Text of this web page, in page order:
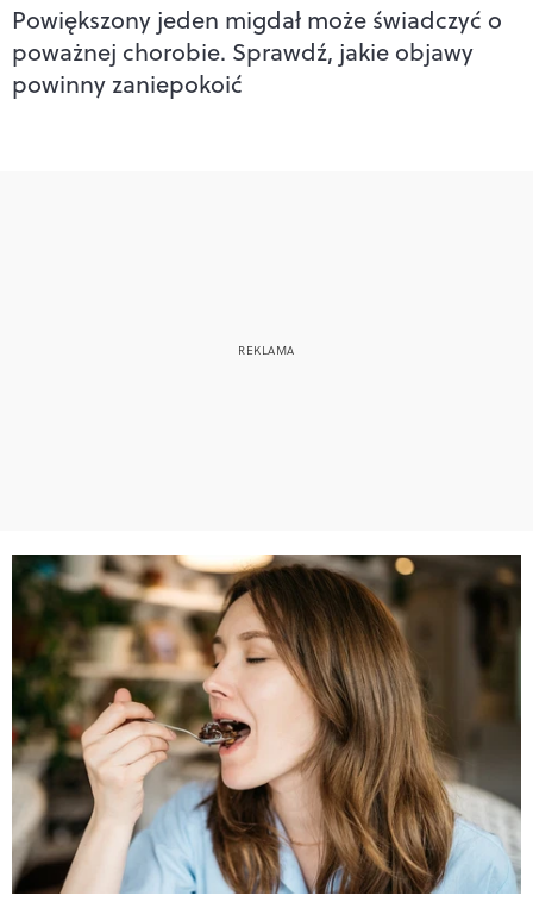
Powiększony jeden migdał może świadczyć o
poważnej chorobie. Sprawdź, jakie objawy
powinny zaniepokoić